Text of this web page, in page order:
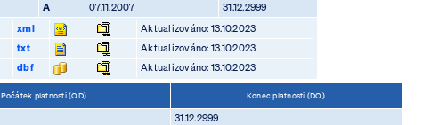
A 07.11.2007
31.12.2999
xml
Aktualizováno: 13.10.2023
txt
Aktualizováno: 13.10.2023
dbf
Aktualizováno: 13.10.2023
Počátek platnosti (OD) Konec platnosti (DO)
31.12.2999